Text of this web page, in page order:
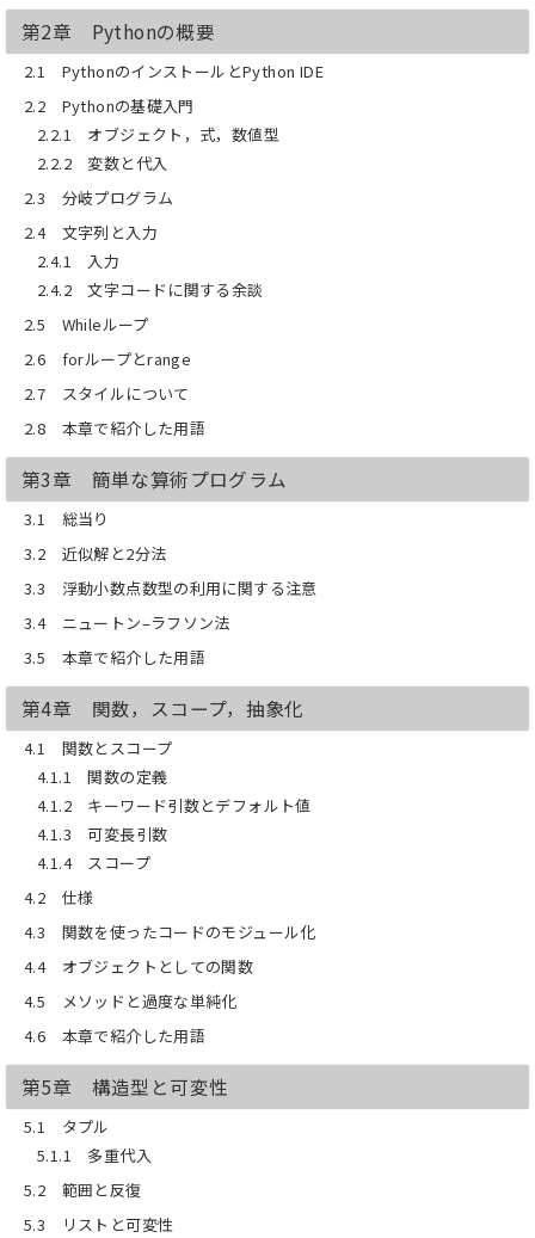
【目次】
第1章 さあ，始めよう！
第3章 簡単な算術プログラム
第10章 クラスとオブジェクト指向プログ
第15章 動的計画法
第16章 ランダムウォークと可視化
第20章 実験データの理解
仮説の照合
第24章 機械学習はやわかり
第25章 クラスタリング
第2章 Pythonの概要
2.1 PythonのインストールとPython IDE
2.2 Pythonの基礎入門
2.2.1 オブジェクト，式，数値型
2.2.2 変数と代入
2.3 分岐プログラム
2.4 文字列と入力
2.4.1 入力
2.4.2 文字コードに関する余談
2.5 Whileループ
2.6 forループとrange
2.7 スタイルについて
2.8 本章で紹介した用語
第3章 簡単な算術プログラム
3.1 総当り
3.2 近似解と2分法
3.3 浮動小数点数型の利用に関する注意
3.4 ニュートン–ラフソン法
3.5 本章で紹介した用語
第4章 関数，スコープ，抽象化
4.1 関数とスコープ
4.1.1 関数の定義
4.1.2 キーワード引数とデフォルト値
4.1.3 可変長引数
4.1.4 スコープ
4.2 仕様
4.3 関数を使ったコードのモジュール化
4.4 オブジェクトとしての関数
4.5 メソッドと過度な単純化
4.6 本章で紹介した用語
第5章 構造型と可変性
5.1 タプル
5.1.1 多重代入
5.2 範囲と反復
5.3 リストと可変性